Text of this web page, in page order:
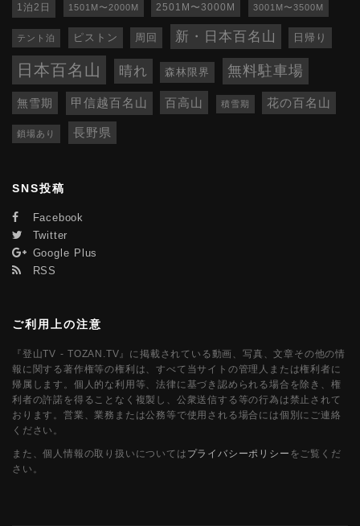
1泊2日 1501M〜2000M 2501M〜3000M 3001M〜3500M
テント泊 ピストン 周回 新・日本百名山 日帰り
日本百名山 晴れ 森林限界 無料駐車場
無雪期 甲信越百名山 百高山 積雪期 花の百名山
鎖場あり 長野県
SNS投稿
Facebook
Twitter
Google Plus
RSS
ご利用上の注意
『登山TV - TOZAN.TV』に掲載されている動画、写真、文章その他の情
報に関する著作権等の権利は、すべて当サイトの管理人または権利者に
帰属します。個人的な利用等、法律に基づき認められる場合を除き、権
利者の許諾を得ることなく複製し、公衆送信する等の行為は禁止されて
おります。営業、業務または公務等で使用される場合には個別にご連絡
ください。
また、個人情報の取り扱いについては プライバシーポリシー をご覧くだ
さい。